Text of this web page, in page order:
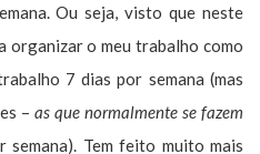
Ou seja, visto que neste
organizar o meu trabalho como
7 dias por semana (mas
– as que normalmente se fazem
semana). Tem feito muito mais